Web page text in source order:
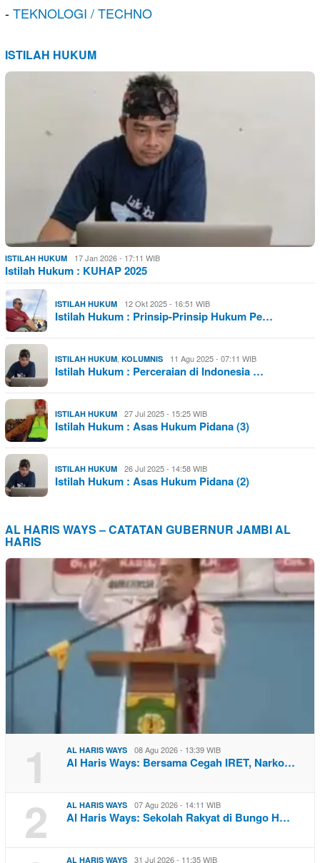
-TEKNOLOGI / TECHNO
ISTILAH HUKUM
ISTILAH HUKUM 17 Jan 2026 - 17:11 WIB
Istilah Hukum : KUHAP 2025
ISTILAH HUKUM 12 Okt 2025 - 16:51 WIB
Istilah Hukum : Prinsip-Prinsip Hukum Pe…
ISTILAH HUKUM KOLUMNIS 11 Agu 2025 - 07:11 WIB
Istilah Hukum : Perceraian di Indonesia …
ISTILAH HUKUM 27 Jul 2025 - 15:25 WIB
Istilah Hukum : Asas Hukum Pidana (3)
ISTILAH HUKUM 26 Jul 2025 - 14:58 WIB
Istilah Hukum : Asas Hukum Pidana (2)
AL HARIS WAYS – CATATAN GUBERNUR JAMBI AL
HARIS
1 AL HARIS WAYS 08 Agu 2026 - 13:39 WIB
Al Haris Ways: Bersama Cegah IRET, Narko…
2 AL HARIS WAYS 07 Agu 2026 - 14:11 WIB
Al Haris Ways: Sekolah Rakyat di Bungo H…
AL HARIS WAYS 31 Jul 2026 - 11:35 WIB